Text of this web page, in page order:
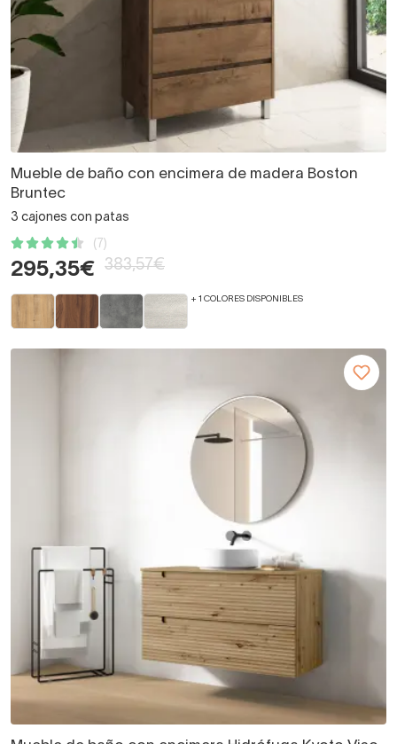
Mueble de baño con encimera de madera Boston
Bruntec
3 cajones con patas
(7)
295,35€ 383,57€
+ 1 COLORES DISPONIBLES